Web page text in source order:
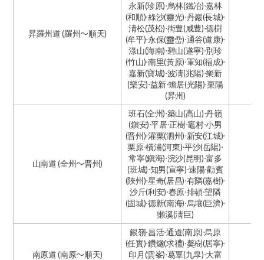
昇羅州道 (羅州～順天)
永新(珍原)·烏林(鐵冶)·嘉林
(和順)·綠沙(靈光)·丹巖(長城)·
淸松(茂松)·街豊(咸豊)·德樹
(牟平)·永保(靈嵒)·通谷(道康)·
淥山(海南)·碧山(遂寧)·別珍
(竹山)·南里(黃原)·軍知(福成)·
嘉新(寶城)·波淸(兆陽)·樂新
(樂安)·益新·蟾居(光陽)·栗陽
(昇州)
山南道 (全州～晋州)
班石(全州)·築山(高山)·丹嶺
(鎭安)·平居·正樹·竈村·小男
(晋州)·灌栗(泗州)·新安(江城)·
栗原·橫浦(河東)·平沙(岳陽)·
常寧(鎭海)·浣沙(昆明)·富多
(班城)·知男(宣寧)·速陽·勸賓
(陜州)·星奇(居昌)·有隣(嘉樹)·
沙斤(利安)·春原·排頓·望隣
(固城)·德新(南海)·烏壤(巨濟)·
獺溪(淸巨)
南原道 (南原～順天)
銀嶺·昌活·通道(南原)·烏原
(任實)·鑽燧(求禮)·獒樹(居寧)·
印月(雲峯)·葛覃(九皐)·大富